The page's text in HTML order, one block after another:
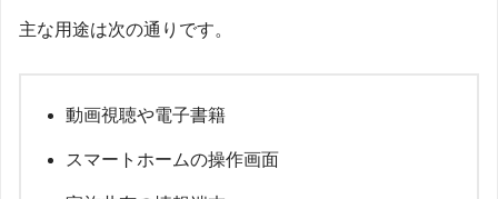
主な用途は次の通りです。
動画視聴や電子書籍
スマートホームの操作画面